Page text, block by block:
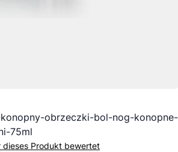
obrzeczki-bol-nog-konopne-
75ml
dieses Produkt bewertet